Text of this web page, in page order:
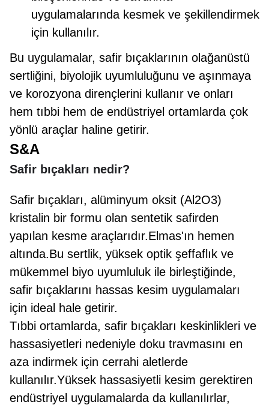
uygulamalarında kesmek ve şekillendirmek
için kullanılır.
Bu uygulamalar, safir bıçaklarının olağanüstü
sertliğini, biyolojik uyumluluğunu ve aşınmaya
ve korozyona dirençlerini kullanır ve onları
hem tıbbi hem de endüstriyel ortamlarda çok
yönlü araçlar haline getirir.
S&A
Safir bıçakları nedir?
Safir bıçakları, alüminyum oksit (Al2O3)
kristalin bir formu olan sentetik safirden
yapılan kesme araçlarıdır.Elmas'ın hemen
altında.Bu sertlik, yüksek optik şeffaflık ve
mükemmel biyo uyumluluk ile birleştiğinde,
safir bıçaklarını hassas kesim uygulamaları
için ideal hale getirir.
Tıbbi ortamlarda, safir bıçakları keskinlikleri ve
hassasiyetleri nedeniyle doku travmasını en
aza indirmek için cerrahi aletlerde
kullanılır.Yüksek hassasiyetli kesim gerektiren
endüstriyel uygulamalarda da kullanılırlar,